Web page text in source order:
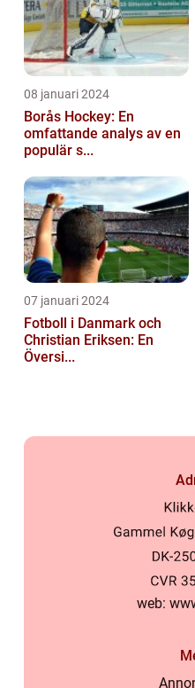
08 januari 2024
Borås Hockey: En
omfattande analys av en
populär s...
07 januari 2024
Fotboll i Danmark och
Christian Eriksen: En
Översi...
web: